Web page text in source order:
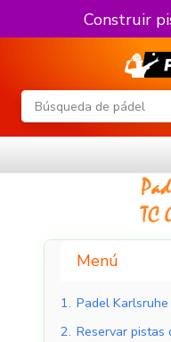
Construir
Menú
1. Padel
2. Reservar pistas